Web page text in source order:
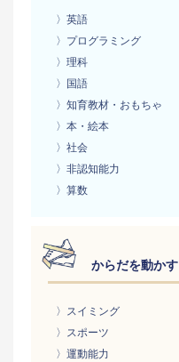
〉英語
〉プログラミング
〉理科
〉国語
〉知育教材・おもちゃ
〉本・絵本
〉社会
〉非認知能力
〉算数
からだを動かす
〉スイミング
〉スポーツ
〉運動能力